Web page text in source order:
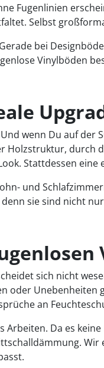
Fugenlinien
Selbst
bei
Vinylböden
wenn Du auf
Holzstruktur, durch
Stattdessen
und
sie sind nicht
sich nicht
oder
an
Da es
Wir